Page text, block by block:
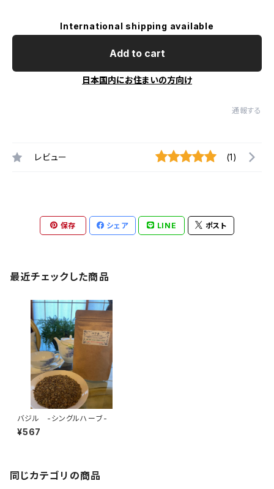
International shipping available
Add to cart
日本国内にお住まいの方向け
通報する
レビュー (1)
保存 シェア LINE ポスト
最近チェックした商品
バジル -シングルハーブ-
¥567
同じカテゴリの商品